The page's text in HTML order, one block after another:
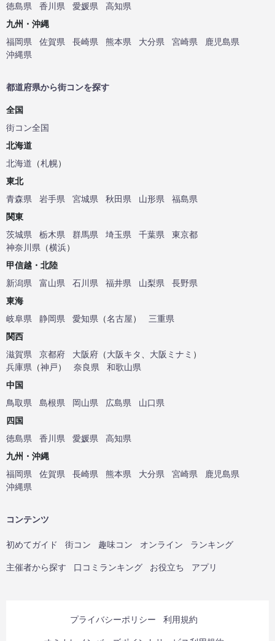
徳島県
香川県 愛媛県
高知県
九州・沖縄
福岡県
佐賀県 長崎県 熊本県 大分県 宮崎県
鹿児島県
沖縄県
都道府県から街コンを探す
全国
街コン全国
北海道
北海道 （札幌）
東北
青森県
岩手県 宮城県 秋田県 山形県
福島県
関東
茨城県
栃木県 群馬県 埼玉県 千葉県
東京都
神奈川県 （横浜）
甲信越・北陸
新潟県
富山県 石川県 福井県 山梨県
長野県
東海
岐阜県
静岡県 愛知県 （名古屋）
三重県
関西
滋賀県
京都府 大阪府 （大阪キタ 大阪ミナミ ）
兵庫県 （神戸） 奈良県
和歌山県
中国
鳥取県
島根県 岡山県 広島県
山口県
四国
徳島県
香川県 愛媛県
高知県
九州・沖縄
福岡県
佐賀県 長崎県 熊本県 大分県 宮崎県
鹿児島県
沖縄県
コンテンツ
初めてガイド 街コン 趣味コン オンライン ランキング
主催者から探す 口コミランキング お役立ち アプリ
プライバシーポリシー 利用規約